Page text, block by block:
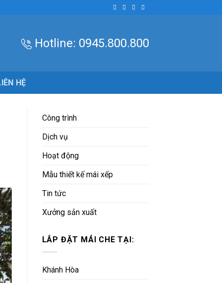
Hotline: 0945.800.800
HỆ
Công trình
Dịch vụ
Hoạt động
Mẫu thiết kế mái xếp
Tin tức
Xưởng sản xuất
LẮP ĐẶT MÁI CHE TẠI:
Khánh Hòa